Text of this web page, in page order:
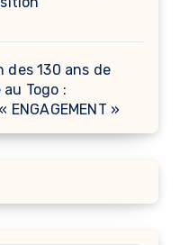
des 130 ans de
Togo :
»